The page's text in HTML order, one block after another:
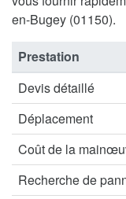
en-Bugey (01150).
Prestation
Devis détaillé
Déplacement
Coût de la
Recherche de